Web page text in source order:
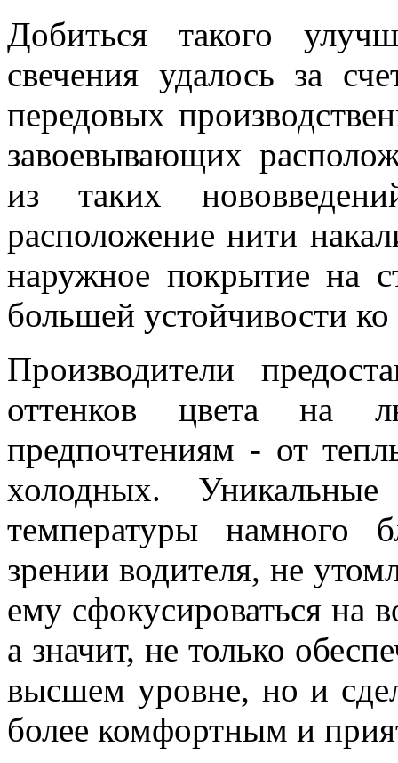
Добиться такого
свечения удалось за
передовых
завоевывающих
из таких
расположение нити
наружное покрытие на
большей устойчивости
Производители
оттенков цвета
предпочтениям - от
холодных. Уникальные
температуры намного
зрении водителя, не
ему сфокусироваться на
а значит, не только
высшем уровне, но и
более комфортным и